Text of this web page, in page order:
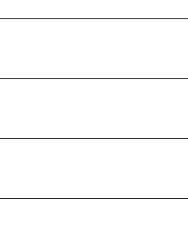
Larnaka
Mount Lebanon
Sabah